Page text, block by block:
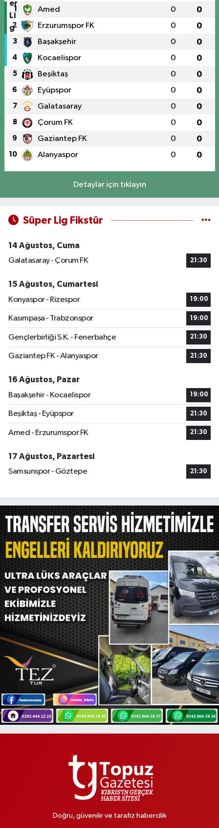
1 Amed 0 0
2 Erzurumspor FK 0 0
3 Başakşehir 0 0
4 Kocaelispor 0 0
5 Beşiktaş 0 0
6 Eyüpspor 0 0
7 Galatasaray 0 0
8 Çorum FK 0 0
9 Gaziantep FK 0 0
10 Alanyaspor 0 0
Detaylar için tıklayın
Süper Lig Fikstür
14 Ağustos, Cuma
Galatasaray - Çorum FK
21:30
15 Ağustos, Cumartesi
Konyaspor - Rizespor
19:00
Kasımpaşa - Trabzonspor 19:00
Gençlerbirliği S.K. - Fenerbahçe 21:30
Gaziantep FK - Alanyaspor 21:30
16 Ağustos, Pazar
Başakşehir - Kocaelispor
19:00
Beşiktaş - Eyüpspor 21:30
Amed - Erzurumspor FK 21:30
17 Ağustos, Pazartesi
Samsunspor - Göztepe
21:30
Doğru, güvenilir ve tarafız habercilik